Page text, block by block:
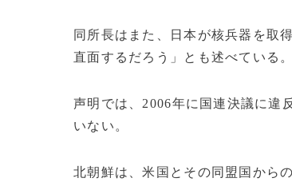
同所長はまた、日本が核兵器を取
直面するだろう」とも述べている。
声明では、2006年に国連決議に違
いない。
北朝鮮は、米国とその同盟国から